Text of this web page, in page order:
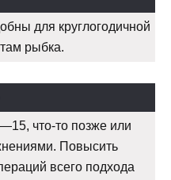
для круглогодичной
рыбка.
что-то позже или
Повысить
всего подхода